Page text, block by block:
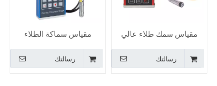
مقياس سمك طلاء عالي
الدقة مع وظيفة صفرية
تلقائية
رسالتك
مقياس سماكة الطلاء
الرقمي جهاز اختبار سمك
الطلاء المحمول
رسالتك